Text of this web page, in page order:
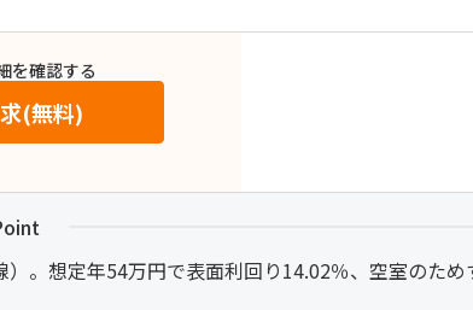
を確認する
(無料)
。想定年54万円で表面利回り14.02％、空室のため